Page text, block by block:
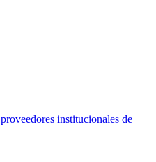
proveedores institucionales de